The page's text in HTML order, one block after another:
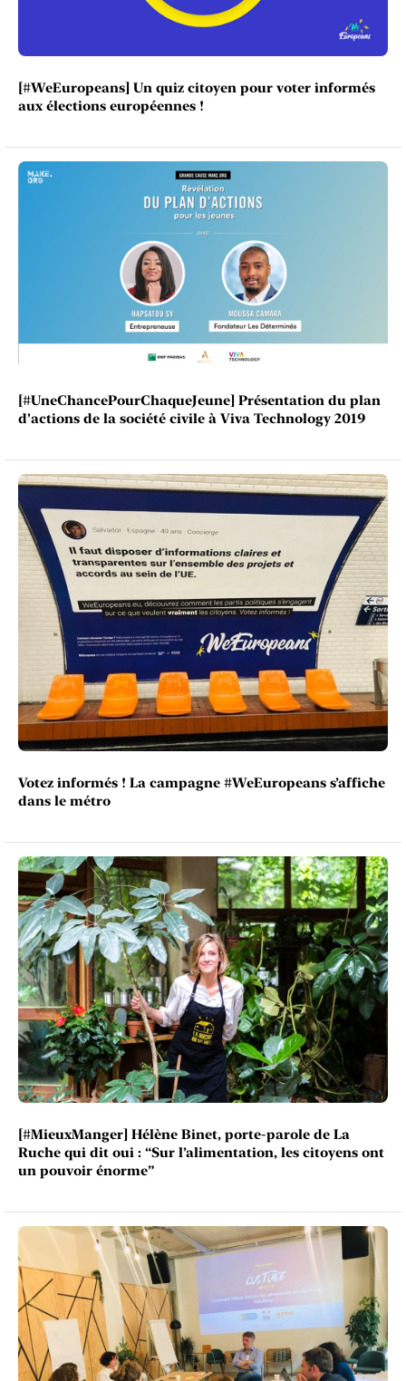
[#WeEuropeans] Un quiz citoyen pour voter informés
aux élections européennes !
[#UneChancePourChaqueJeune] Présentation du plan
d'actions de la société civile à Viva Technology 2019
Votez informés ! La campagne #WeEuropeans s’affiche
dans le métro
[#MieuxManger] Hélène Binet, porte-parole de La
Ruche qui dit oui : “Sur l’alimentation, les citoyens ont
un pouvoir énorme”